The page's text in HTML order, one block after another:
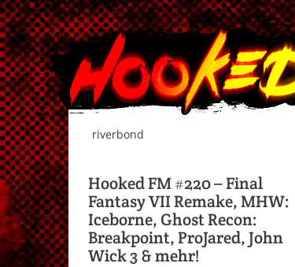
riverbond
Hooked FM #220 – Final
Fantasy VII Remake, MHW:
Iceborne, Ghost Recon:
Breakpoint, ProJared, John
Wick 3 & mehr!